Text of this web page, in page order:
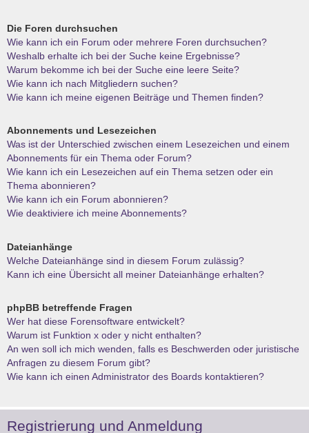
Die Foren durchsuchen
Wie kann ich ein Forum oder mehrere Foren durchsuchen?
Weshalb erhalte ich bei der Suche keine Ergebnisse?
Warum bekomme ich bei der Suche eine leere Seite?
Wie kann ich nach Mitgliedern suchen?
Wie kann ich meine eigenen Beiträge und Themen finden?
Abonnements und Lesezeichen
Was ist der Unterschied zwischen einem Lesezeichen und einem
Abonnements für ein Thema oder Forum?
Wie kann ich ein Lesezeichen auf ein Thema setzen oder ein
Thema abonnieren?
Wie kann ich ein Forum abonnieren?
Wie deaktiviere ich meine Abonnements?
Dateianhänge
Welche Dateianhänge sind in diesem Forum zulässig?
Kann ich eine Übersicht all meiner Dateianhänge erhalten?
phpBB betreffende Fragen
Wer hat diese Forensoftware entwickelt?
Warum ist Funktion x oder y nicht enthalten?
An wen soll ich mich wenden, falls es Beschwerden oder juristische
Anfragen zu diesem Forum gibt?
Wie kann ich einen Administrator des Boards kontaktieren?
Registrierung und Anmeldung